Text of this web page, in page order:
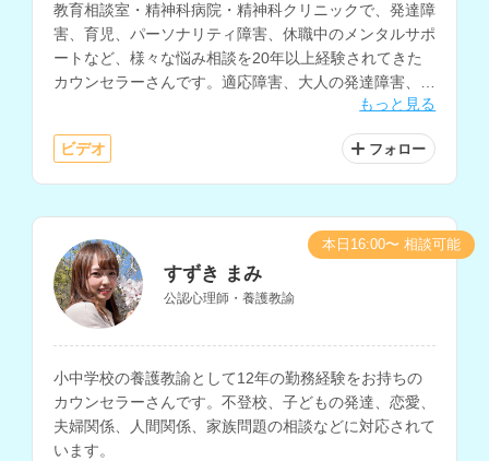
教育相談室・精神科病院・精神科クリニックで、発達障
害、育児、パーソナリティ障害、休職中のメンタルサポ
ートなど、様々な悩み相談を20年以上経験されてきた
カウンセラーさんです。適応障害、大人の発達障害、愛
着障害、子どもの問題行動、不登校の相談も得意とされ
ています。
もっと見る
ビデオ フォロー
すずき まみ
公認心理師・養護教諭
小中学校の養護教諭として12年の勤務経験をお持ちの
カウンセラーさんです。不登校、子どもの発達、恋愛、
夫婦関係、人間関係、家族問題の相談などに対応されて
います。
本日16:00〜 相談可能